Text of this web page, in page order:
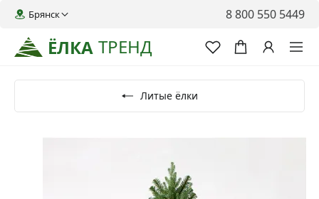
ЁЛКА ТРЕНД
Брянск 8 800 550 5449
Литые ёлки